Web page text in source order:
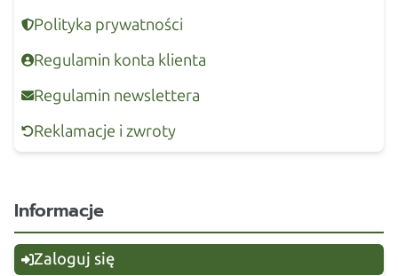
Polityka prywatności
Regulamin konta klienta
Regulamin newslettera
Reklamacje i zwroty
Informacje
Zaloguj się